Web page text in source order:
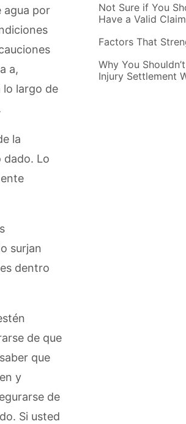
agua por
a,
lo largo de
la
dado. Lo
surjan
dentro
de que
que
y
de
Si usted
Not Sure if You
Have a Valid Claim
Factors That
Why You
Injury Settlement